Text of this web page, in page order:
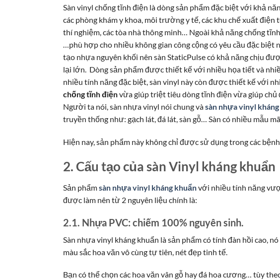
Sàn vinyl chống tĩnh điện là dòng sản phẩm đặc biệt với khả
các phòng khám y khoa, môi trường y tế, các khu chế xuất
thí nghiệm, các tòa nhà thông minh… Ngoài khả năng chống
…phù hợp cho nhiều không gian công cộng có yêu cầu đặc
tạo nhựa nguyên khối nên sàn StaticPulse có khả năng chịu
lại lớn. Dòng sản phẩm được thiết kế với nhiều họa tiết và
nhiều tính năng đặc biệt, sàn vinyl này còn được thiết kế với
chống tĩnh điệnvừa giúp triệt tiêu dòng tĩnh điện vừa giúp
Người ta nói, sàn nhựa vinyl nói chung vàsàn nhựa vinyl
truyền thống như: gạch lát, đá lát, sàn gỗ… Sàn có nhiều mẫu
Hiện nay, sản phẩm này không chỉ được sử dụng trong các
2. Cấu tạo của sàn Vinyl kháng khuẩn
Sản phẩmsàn nhựa vinyl kháng khuẩnvới nhiều tính năng
được làm nên từ 2 nguyên liệu chính là:
2.1. Nhựa PVC: chiếm 100% nguyên sinh.
Sàn nhựa vinyl kháng khuẩn là sản phẩm có tính đàn hồi cao,
màu sắc hoa văn vô cùng tự tiên, nét đẹp tinh tế.
Bạn có thể chọn các hoa văn vân gỗ hay đá hoa cương… tùy